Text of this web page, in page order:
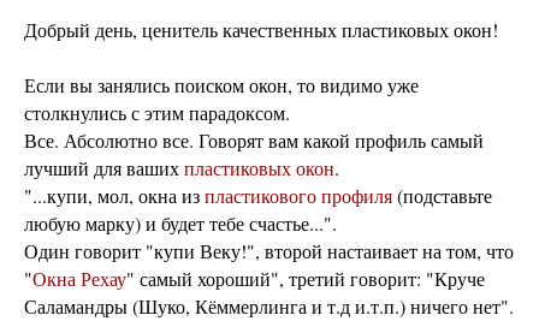
Добрый день, ценитель качественных пластиковых окон!
Если вы занялись поиском окон, то видимо уже
столкнулись с этим парадоксом.
Все. Абсолютно все. Говорят вам какой профиль самый
лучший для вашихпластиковых окон.
"...купи, мол, окна изпластикового профиля(подставьте
любую марку) и будет тебе счастье...".
Один говорит "купи Веку!", второй настаивает на том, что
"Окна Рехау" самый хороший", третий говорит: "Круче
Саламандры (Шуко, Кёммерлинга и т.д и.т.п.) ничего нет".